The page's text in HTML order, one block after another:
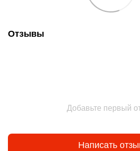
Отзывы
Добавьте первый
Написать